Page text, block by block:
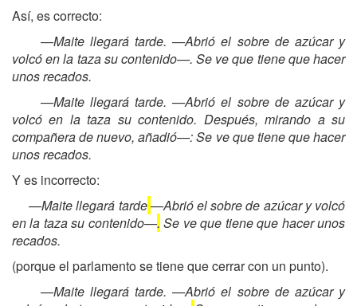
Así, es correcto:
—Maite llegará tarde. —Abrió el sobre de azúcar y
volcó en la taza su contenido—. Se ve que tiene que hacer
unos recados.
—Maite llegará tarde. —Abrió el sobre de azúcar y
volcó en la taza su contenido. Después, mirando a su
compañera de nuevo, añadió—: Se ve que tiene que hacer
unos recados.
Y es incorrecto:
—Maite llegará tarde—Abrió el sobre de azúcar y volcó
en la taza su contenido—. Se ve que tiene que hacer unos
recados.
(porque el parlamento se tiene que cerrar con un punto).
—Maite llegará tarde. —Abrió el sobre de azúcar y